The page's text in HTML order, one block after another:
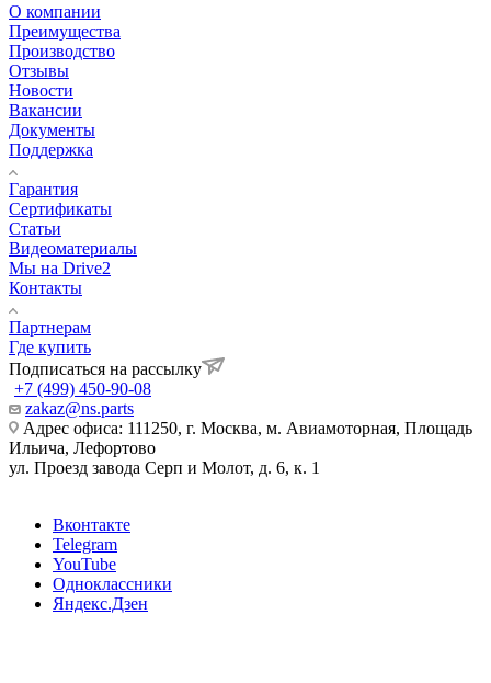
О компании
Преимущества
Производство
Отзывы
Новости
Вакансии
Документы
Поддержка
Гарантия
Сертификаты
Статьи
Видеоматериалы
Мы на Drive2
Контакты
Партнерам
Где купить
Подписаться на рассылку
+7 (499) 450-90-08
zakaz@ns.parts
Адрес офиса: 111250, г. Москва, м. Авиамоторная, Площадь
Ильича, Лефортово
ул. Проезд завода Серп и Молот, д. 6, к. 1
Вконтакте
Telegram
YouTube
Одноклассники
Яндекс.Дзен